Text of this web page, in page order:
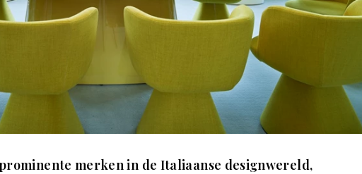
merken in de Italiaanse designwereld,